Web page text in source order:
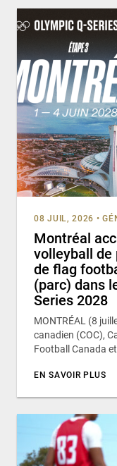
08 JUIL, 2026 •
Montréal
volleyball de
de flag
(parc) dans
Series 2028
MONTRÉAL (8
canadien (COC),
Football Canada
EN SAVOIR PLUS